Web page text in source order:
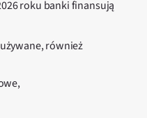
roku banki finansują
również